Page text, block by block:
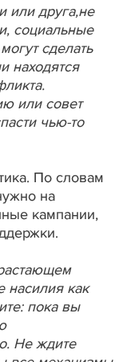
или друга,не
социальные
сделать
находятся
или совет
чью-то
По словам
на
кампании,
насилия как
пока вы
Не ждите